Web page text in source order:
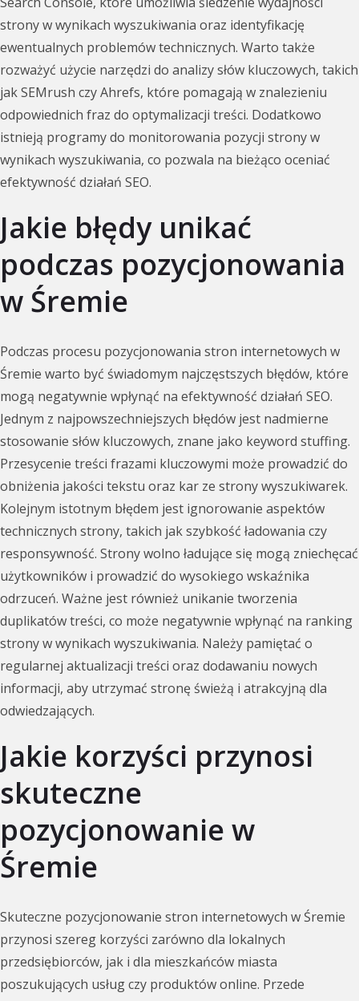
strony w wynikach wyszukiwania oraz identyfikację
ewentualnych problemów technicznych. Warto także
rozważyć użycie narzędzi do analizy słów kluczowych, takich
jak SEMrush czy Ahrefs, które pomagają w znalezieniu
odpowiednich fraz do optymalizacji treści. Dodatkowo
istnieją programy do monitorowania pozycji strony w
wynikach wyszukiwania, co pozwala na bieżąco oceniać
efektywność działań SEO.
Jakie błędy unikać
podczas pozycjonowania
w Śremie
Podczas procesu pozycjonowania stron internetowych w
Śremie warto być świadomym najczęstszych błędów, które
mogą negatywnie wpłynąć na efektywność działań SEO.
Jednym z najpowszechniejszych błędów jest nadmierne
stosowanie słów kluczowych, znane jako keyword stuffing.
Przesycenie treści frazami kluczowymi może prowadzić do
obniżenia jakości tekstu oraz kar ze strony wyszukiwarek.
Kolejnym istotnym błędem jest ignorowanie aspektów
technicznych strony, takich jak szybkość ładowania czy
responsywność. Strony wolno ładujące się mogą zniechęcać
użytkowników i prowadzić do wysokiego wskaźnika
odrzuceń. Ważne jest również unikanie tworzenia
duplikatów treści, co może negatywnie wpłynąć na ranking
strony w wynikach wyszukiwania. Należy pamiętać o
regularnej aktualizacji treści oraz dodawaniu nowych
informacji, aby utrzymać stronę świeżą i atrakcyjną dla
odwiedzających.
Jakie korzyści przynosi
skuteczne
pozycjonowanie w
Śremie
Skuteczne pozycjonowanie stron internetowych w Śremie
przynosi szereg korzyści zarówno dla lokalnych
przedsiębiorców, jak i dla mieszkańców miasta
poszukujących usług czy produktów online. Przede